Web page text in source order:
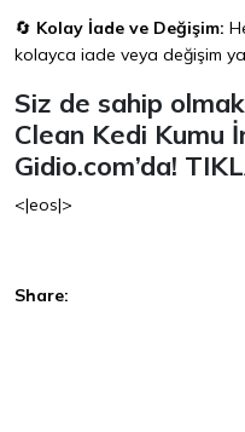
🔄 Kolay İade ve Değişim:
kolayca iade veya değişim
Siz de sahip
Clean Kedi Kumu
Gidio.com’da!
<|eos|>
Share: